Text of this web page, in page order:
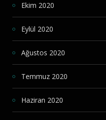
Ekim 2020
Eylül 2020
Ağustos 2020
Temmuz 2020
Haziran 2020